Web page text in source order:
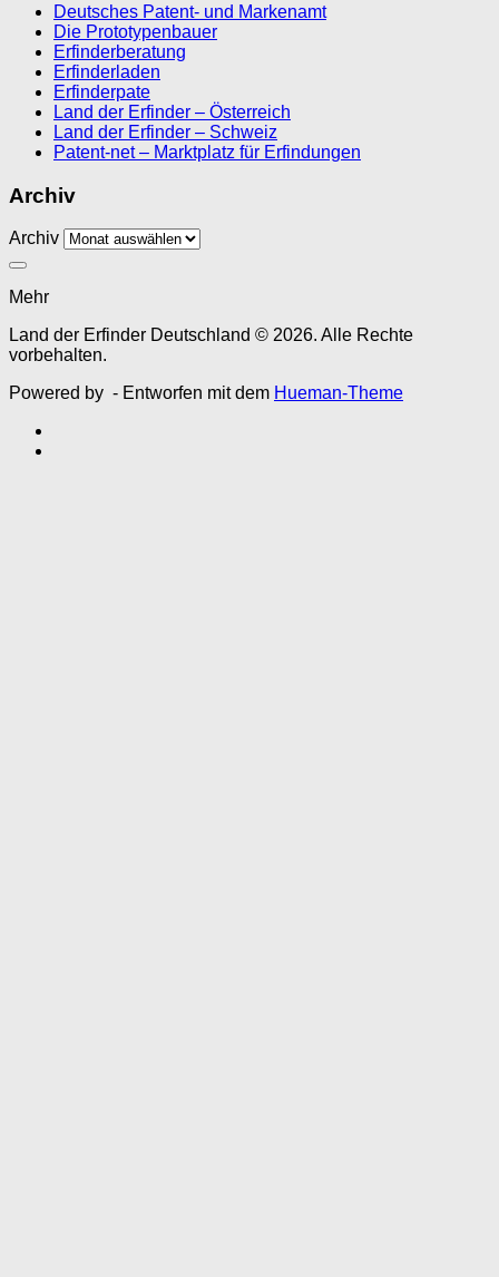
Deutsches Patent- und Markenamt
Die Prototypenbauer
Erfinderberatung
Erfinderladen
Erfinderpate
Land der Erfinder – Österreich
Land der Erfinder – Schweiz
Patent-net – Marktplatz für Erfindungen
Archiv
Archiv
Mehr
Land der Erfinder Deutschland © 2026. Alle Rechte
vorbehalten.
Powered by - Entworfen mit dem Hueman-Theme